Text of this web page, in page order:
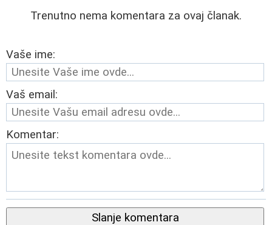
Trenutno nema komentara za ovaj članak.
Vaše ime:
Vaš email:
Komentar:
Slanje komentara